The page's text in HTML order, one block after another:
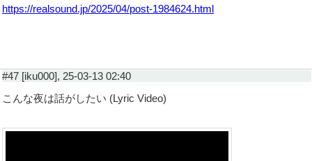
https://realsound.jp/2025/04/post-1984624.html
#47 [iku000], 25-03-13 02:40
こんな夜は話がしたい (Lyric Video)